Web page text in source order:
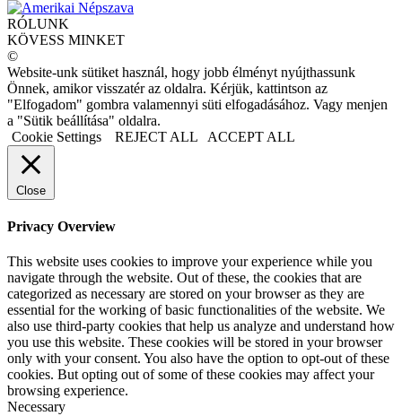
RÓLUNK
KÖVESS MINKET
©
Website-unk sütiket használ, hogy jobb élményt nyújthassunk
Önnek, amikor visszatér az oldalra. Kérjük, kattintson az
"Elfogadom" gombra valamennyi süti elfogadásához. Vagy menjen
a "Sütik beállítása" oldalra.
Cookie Settings
REJECT ALL ACCEPT ALL
Close
Privacy Overview
This website uses cookies to improve your experience while you
navigate through the website. Out of these, the cookies that are
categorized as necessary are stored on your browser as they are
essential for the working of basic functionalities of the website. We
also use third-party cookies that help us analyze and understand how
you use this website. These cookies will be stored in your browser
only with your consent. You also have the option to opt-out of these
cookies. But opting out of some of these cookies may affect your
browsing experience.
Necessary